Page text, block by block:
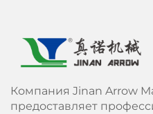
Компания Jinan Arrow
предоставляет